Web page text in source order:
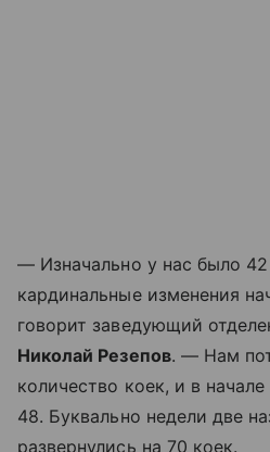
— Изначально у нас было
кардинальные изменения
говорит заведующий
Николай Резепов. — Нам
количество коек, и в
48. Буквально недели две
развернулись на 70 коек.